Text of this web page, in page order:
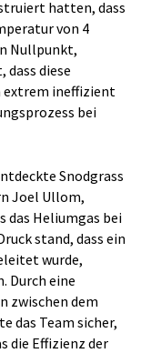
hatten, dass
von 4
Nullpunkt,
diese
extrem ineffizient
bei
Snodgrass
Joel Ullom,
das Heliumgas bei
stand, dass ein
wurde,
Durch eine
zwischen dem
das Team sicher,
die Effizienz der